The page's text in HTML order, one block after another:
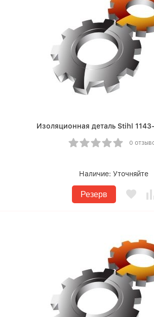
Изоляционная деталь Stihl
0
Наличие: Уточняйте
Резерв